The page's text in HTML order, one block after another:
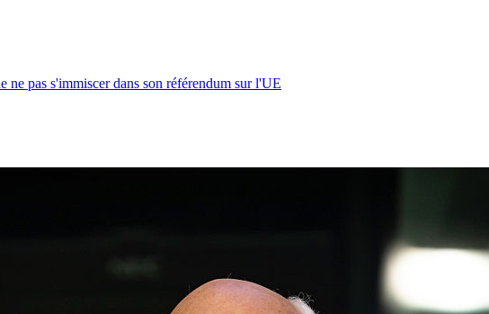
pas s'immiscer dans son référendum sur l'UE